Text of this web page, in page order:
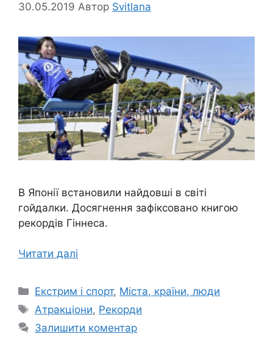
30.05.2019 Автор Svitlana
В Японії встановили найдовші в світі
гойдалки. Досягнення зафіксовано книгою
рекордів Гіннеса.
Читати далі
Категорії
Екстрим і спорт, Міста, країни, люди
Позначки
Атракціони, Рекорди
Залишити коментар